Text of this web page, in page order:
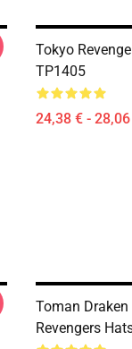
Tokyo
TP1405
24,38 € -
Toman
Revengers